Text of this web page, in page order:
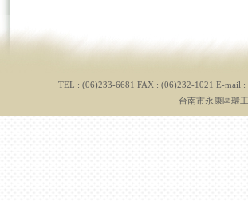
TEL : (06)233-6681 FAX : (06)232-1021 E-mail :
台南市永康區環